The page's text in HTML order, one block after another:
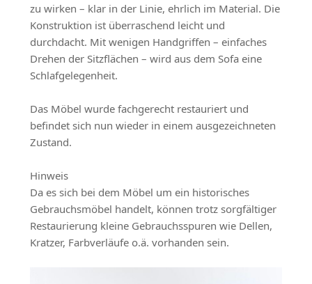
zu wirken – klar in der Linie, ehrlich im Material. Die
Konstruktion ist überraschend leicht und
durchdacht. Mit wenigen Handgriffen – einfaches
Drehen der Sitzflächen – wird aus dem Sofa eine
Schlafgelegenheit.
Das Möbel wurde fachgerecht restauriert und
befindet sich nun wieder in einem ausgezeichneten
Zustand.
Hinweis
Da es sich bei dem Möbel um ein historisches
Gebrauchsmöbel handelt, können trotz sorgfältiger
Restaurierung kleine Gebrauchsspuren wie Dellen,
Kratzer, Farbverläufe o.ä. vorhanden sein.